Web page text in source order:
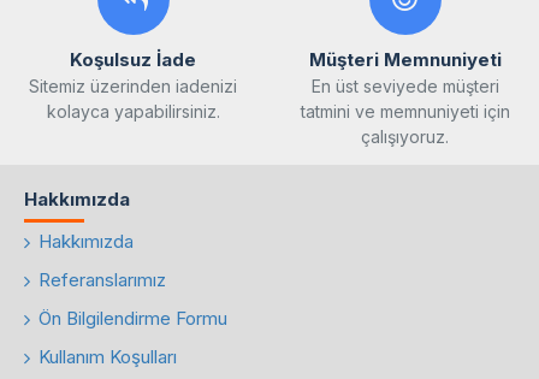
Koşulsuz İade
Sitemiz üzerinden iadenizi
kolayca yapabilirsiniz.
Müşteri Memnuniyeti
En üst seviyede müşteri
tatmini ve memnuniyeti için
çalışıyoruz.
Hakkımızda
Hakkımızda
Referanslarımız
Ön Bilgilendirme Formu
Kullanım Koşulları